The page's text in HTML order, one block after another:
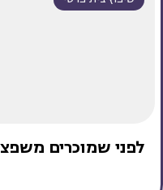
לפני שמוכרים